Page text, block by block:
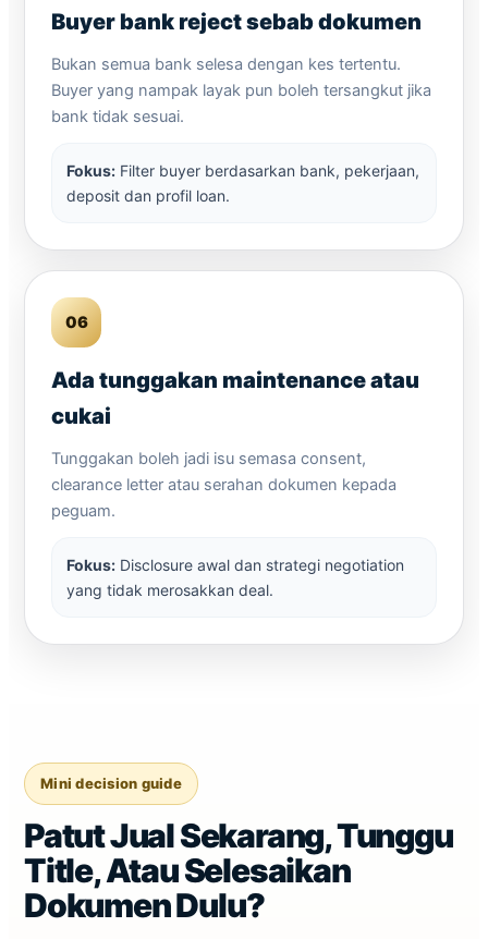
Buyer bank reject sebab dokumen
Bukan semua bank selesa dengan kes tertentu.
Buyer yang nampak layak pun boleh tersangkut jika
bank tidak sesuai.
Fokus: Filter buyer berdasarkan bank, pekerjaan,
deposit dan profil loan.
06
Ada tunggakan maintenance atau
cukai
Tunggakan boleh jadi isu semasa consent,
clearance letter atau serahan dokumen kepada
peguam.
Fokus: Disclosure awal dan strategi negotiation
yang tidak merosakkan deal.
Mini decision guide
Patut Jual Sekarang, Tunggu
Title, Atau Selesaikan
Dokumen Dulu?